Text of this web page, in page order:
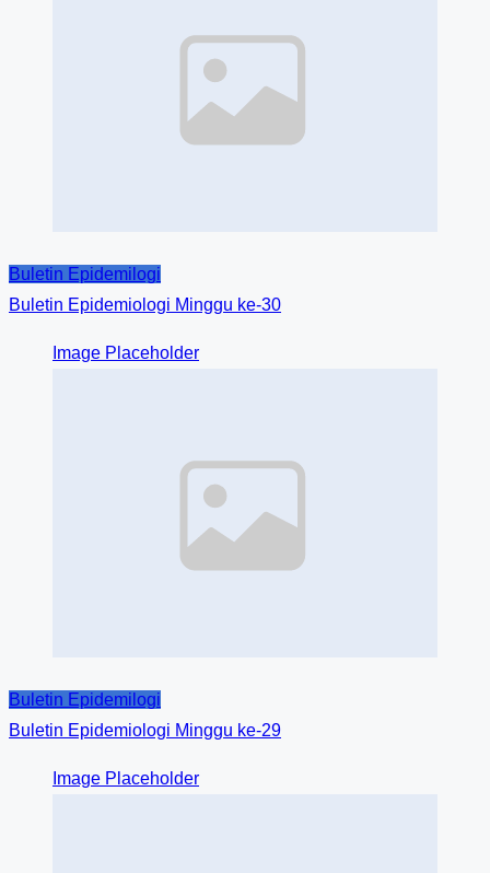
Buletin Epidemilogi
Buletin Epidemiologi Minggu ke-30
Image Placeholder
Buletin Epidemilogi
Buletin Epidemiologi Minggu ke-29
Image Placeholder